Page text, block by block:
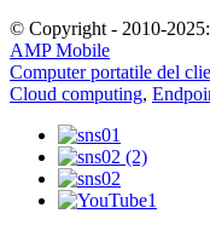
© Copyright - 2010-
AMP Mobile
Computer portatile del
Cloud computing,